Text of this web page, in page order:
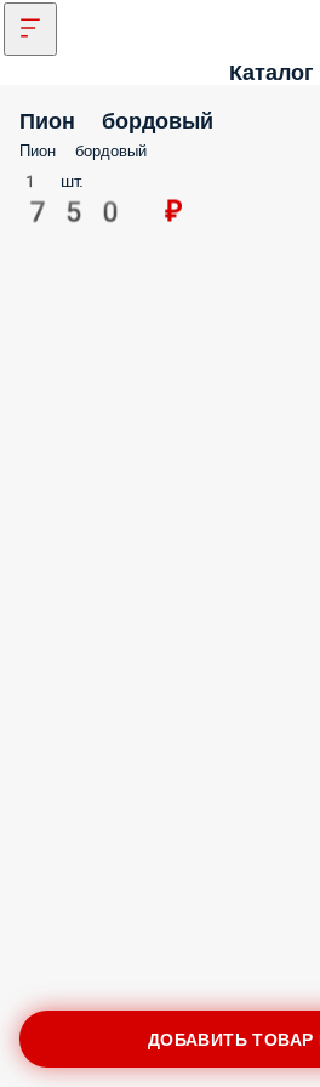
Каталог
Пион бордовый
Пион бордовый
1 шт.
750 ₽
ДОБАВИТЬ